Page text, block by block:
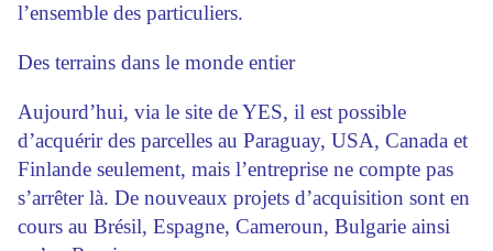
l’ensemble des particuliers.
Des terrains dans le monde entier
Aujourd’hui, via le site de YES, il est possible
d’acquérir des parcelles au Paraguay, USA, Canada et
Finlande seulement, mais l’entreprise ne compte pas
s’arrêter là. De nouveaux projets d’acquisition sont en
cours au Brésil, Espagne, Cameroun, Bulgarie ainsi